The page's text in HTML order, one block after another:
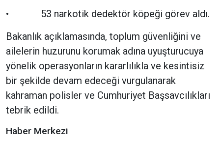
• 53 narkotik dedektör köpeği görev aldı.
Bakanlık açıklamasında, toplum güvenliğini ve
ailelerin huzurunu korumak adına uyuşturucuya
yönelik operasyonların kararlılıkla ve kesintisiz
bir şekilde devam edeceği vurgulanarak
kahraman polisler ve Cumhuriyet Başsavcılıkları
tebrik edildi.
Haber Merkezi